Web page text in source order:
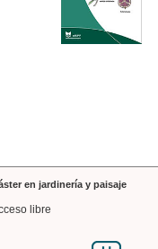
en jardinería y paisaje
libre